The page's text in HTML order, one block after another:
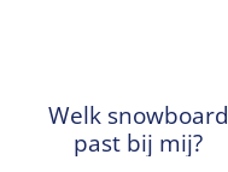
Welk snowboard
past bij mij?